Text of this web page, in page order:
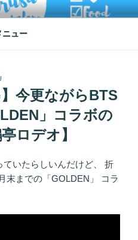
SALONE
ニュー
】今更ながらBTS
」コラボの
ロデオ】
いたらしいんだけど、 折
末までの「GOLDEN」 コラ